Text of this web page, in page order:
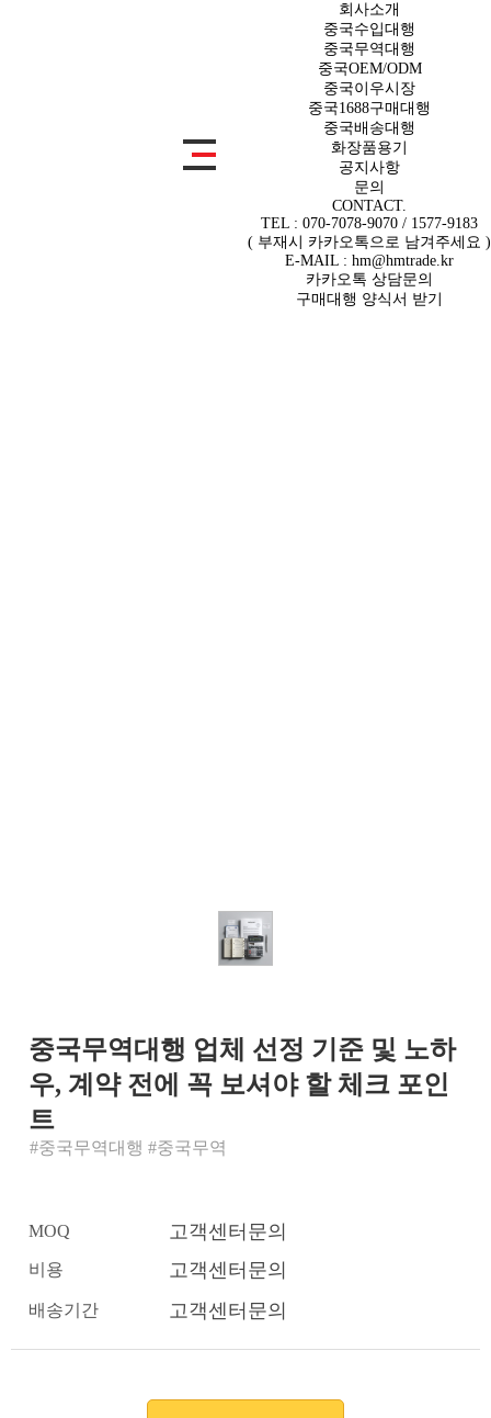
회사소개
중국수입대행
중국무역대행
중국OEM/ODM
중국이우시장
중국1688구매대행
중국배송대행
화장품용기
공지사항
문의
CONTACT.
TEL : 070-7078-9070 / 1577-9183
( 부재시 카카오톡으로 남겨주세요 )
E-MAIL : hm@hmtrade.kr
카카오톡 상담문의
구매대행 양식서 받기
상품상세보기
중국무역대행 업체 선정 기준 및 노하
우, 계약 전에 꼭 보셔야 할 체크 포인
트
#중국무역대행 #중국무역
MOQ 고객센터문의
비용 고객센터문의
배송기간 고객센터문의